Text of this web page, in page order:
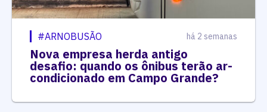
#ARNOBUSÃO há 2 semanas
Nova empresa herda antigo
desafio: quando os ônibus terão ar-
condicionado em Campo Grande?